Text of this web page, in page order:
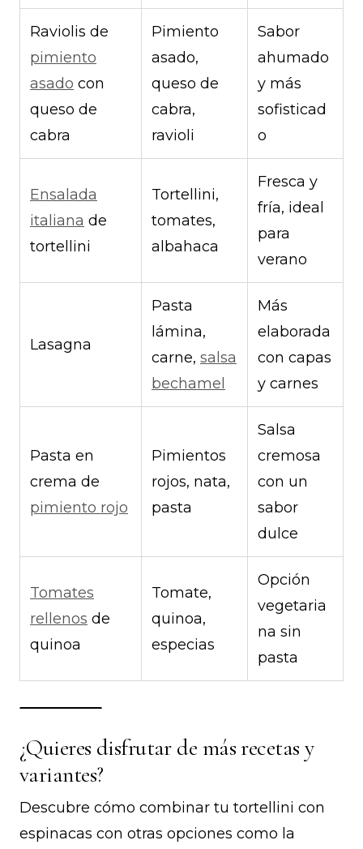
Raviolis de
pimiento
asado con
queso de
cabra
Pimiento
asado,
queso de
cabra,
ravioli
Sabor
ahumado
y más
sofisticad
o
Ensalada
italiana de
tortellini
Tortellini,
tomates,
albahaca
Fresca y
fría, ideal
para
verano
Lasagna
Pasta
lámina,
carne, salsa
bechamel
Más
elaborada
con capas
y carnes
Pasta en
crema de
pimiento rojo
Pimientos
rojos, nata,
pasta
Salsa
cremosa
con un
sabor
dulce
Tomates
rellenos de
quinoa
Tomate,
quinoa,
especias
Opción
vegetaria
na sin
pasta
¿Quieres disfrutar de más recetas y
variantes?
Descubre cómo combinar tu tortellini con
espinacas con otras opciones como la